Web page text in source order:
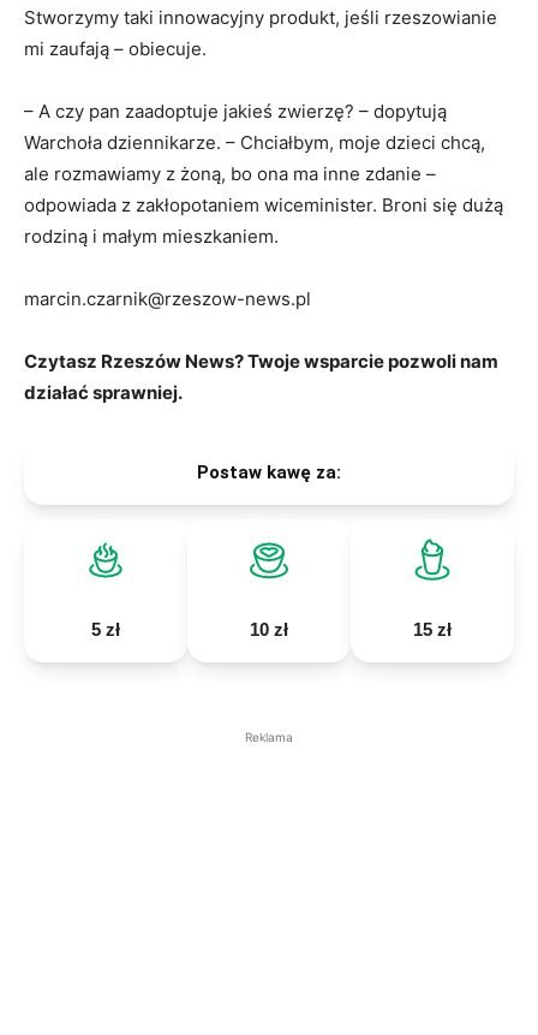
Stworzymy taki innowacyjny produkt, jeśli rzeszowianie
mi zaufają – obiecuje.
– A czy pan zaadoptuje jakieś zwierzę? – dopytują
Warchoła dziennikarze. – Chciałbym, moje dzieci chcą,
ale rozmawiamy z żoną, bo ona ma inne zdanie –
odpowiada z zakłopotaniem wiceminister. Broni się dużą
rodziną i małym mieszkaniem.
marcin.czarnik@rzeszow-news.pl
Czytasz Rzeszów News? Twoje wsparcie pozwoli nam
działać sprawniej.
Postaw kawę za:
5 zł 10 zł 15 zł
Reklama